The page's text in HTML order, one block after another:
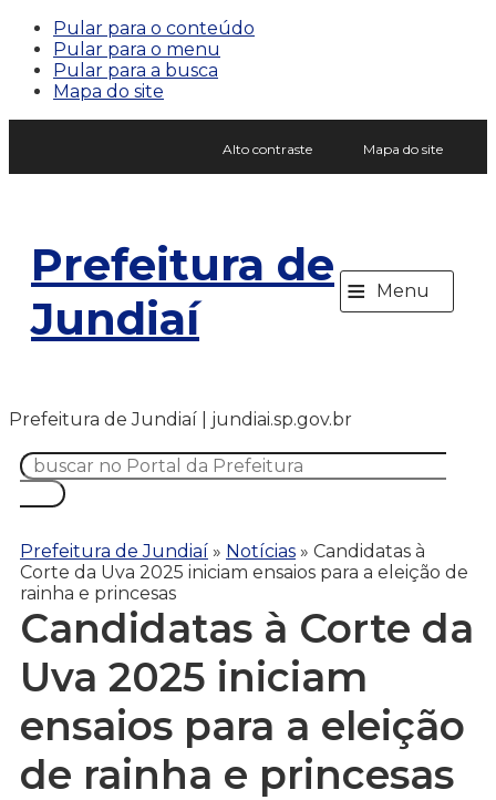
Pular para o conteúdo
Pular para o menu
Pular para a busca
Mapa do site
Alto contraste Mapa do site
Prefeitura de
Jundiaí
≡ Menu
Prefeitura de Jundiaí | jundiai.sp.gov.br
Prefeitura de Jundiaí » Notícias » Candidatas à
Corte da Uva 2025 iniciam ensaios para a eleição de
rainha e princesas
Candidatas à Corte da
Uva 2025 iniciam
ensaios para a eleição
de rainha e princesas